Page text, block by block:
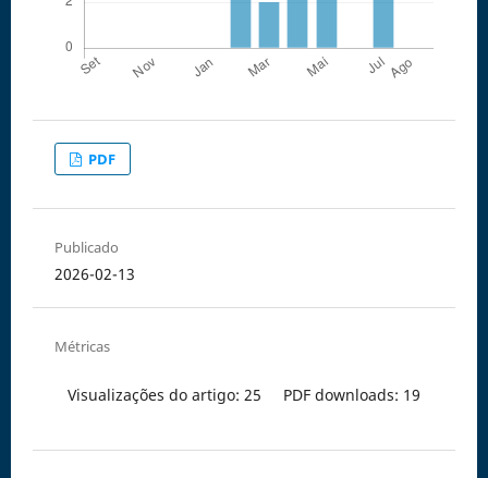
PDF
Publicado
2026-02-13
Métricas
Visualizações do artigo: 25 PDF downloads: 19